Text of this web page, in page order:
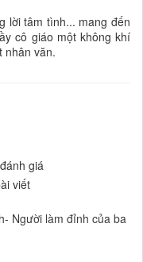
tâm tình... mang đến
cô giáo một không khí
nhân văn.
giá
viết
Người làm đỉnh của ba